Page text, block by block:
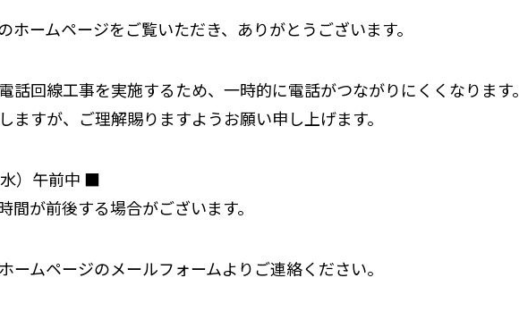
ホームページをご覧いただき、ありがとうございます。
話回線工事を実施するため、一時的に電話がつながりにくくなります。
ますが、ご理解賜りますようお願い申し上げます。
）午前中 ■
が前後する場合がございます。
ームページのメールフォームよりご連絡ください。